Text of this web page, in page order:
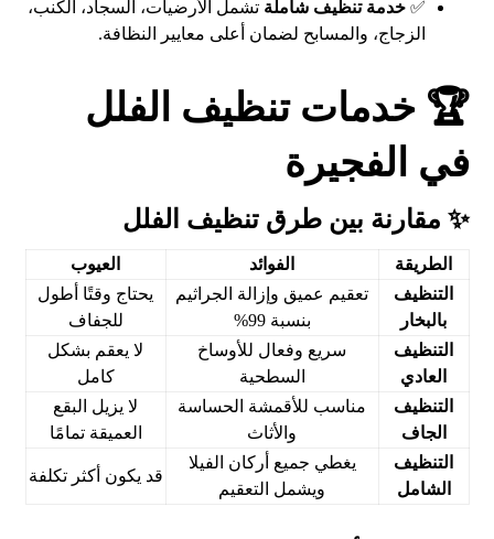
✅خدمة تنظيف شاملة تشمل الأرضيات، السجاد، الكنب،
الزجاج، والمسابح لضمان أعلى معايير النظافة.
🏆 خدمات تنظيف الفلل
في الفجيرة
✨ مقارنة بين طرق تنظيف الفلل
الطريقة الفوائد
العيوب
التنظيف
بالبخار
تعقيم عميق وإزالة الجراثيم
بنسبة 99%
يحتاج وقتًا أطول
للجفاف
التنظيف
العادي
سريع وفعال للأوساخ
السطحية
لا يعقم بشكل
كامل
التنظيف
الجاف
مناسب للأقمشة الحساسة
والأثاث
لا يزيل البقع
العميقة تمامًا
التنظيف
الشامل
يغطي جميع أركان الفيلا
ويشمل التعقيم
قد يكون أكثر تكلفة